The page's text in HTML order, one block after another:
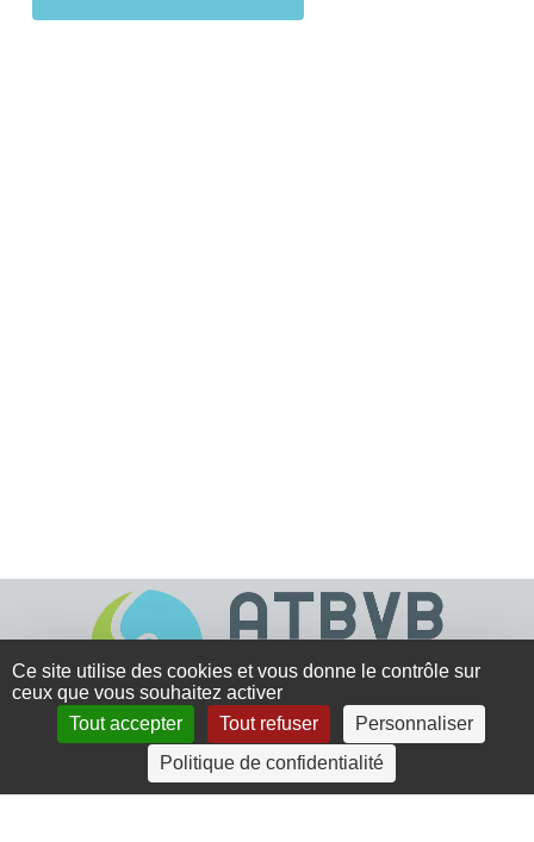
4 rue Crec’h-Ugen
22810 Belle Isle en Terre
Ce site utilise des cookies et vous donne le contrôle sur
ceux que vous souhaitez activer
Tout accepter
Tout refuser
Personnaliser
Politique de confidentialité